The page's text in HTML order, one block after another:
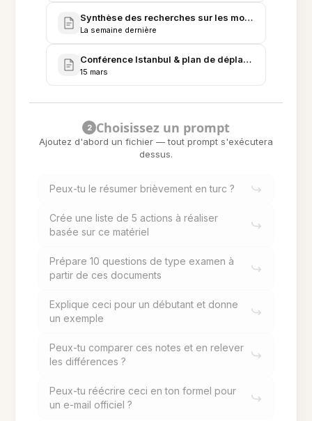
Synthèse des recherches sur les modèles de
La semaine dernière
Conférence Istanbul & plan de déplacement
15 mars
2 Choisissez un prompt
Ajoutez d'abord un fichier — tout prompt s'exécutera
dessus.
Peux-tu le résumer brièvement en turc ?
Crée une liste de 5 actions à réaliser
basée sur ce matériel
Prépare 10 questions de type examen à
partir de ces documents
Explique ceci pour un débutant et donne
un exemple
Peux-tu comparer ces notes et en relever
les différences ?
Peux-tu réécrire ceci en ton formel pour
un e-mail officiel ?